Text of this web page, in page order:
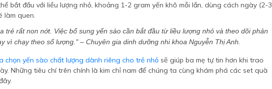
bắt đầu với liều lượng nhỏ, khoảng 1-2 gram yến khô mỗi lần, dùng cách ngày (2-3
làm quen.
trẻ rất non nớt. Việc bổ sung yến sào cần bắt đầu từ liều lượng nhỏ và theo dõi phản
vì chạy theo số lượng." – Chuyên gia dinh dưỡng nhi khoa Nguyễn Thị Anh.
chọn yến sào chất lượng dành riêng cho trẻ nhỏ sẽ giúp ba mẹ tự tin hơn khi trao
Những tiêu chí trên chính là kim chỉ nam để chúng ta cùng khám phá các set quà